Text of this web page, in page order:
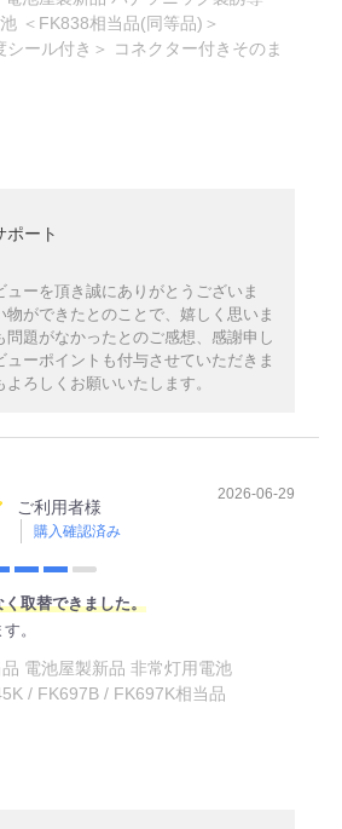
＜FK838相当品(同等品)＞
ール付き＞ コネクター付きそのま
ポート
ューを頂き誠にありがとうございま
物ができたとのことで、嬉しく思いま
問題がなかったとのご感想、感謝申し
ューポイントも付与させていただきま
ろしくお願いいたします。
ご利用者様
購入確認済み
2026-06-29
取替できました。
。
電池屋製新品 非常灯用電池
/ FK697B / FK697K相当品